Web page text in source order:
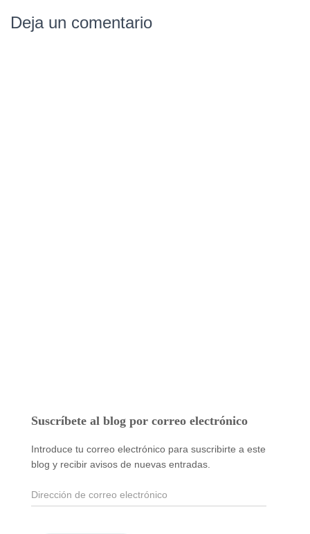
Deja un comentario
Suscríbete al blog por correo electrónico
Introduce tu correo electrónico para suscribirte a este
blog y recibir avisos de nuevas entradas.
Dirección
de